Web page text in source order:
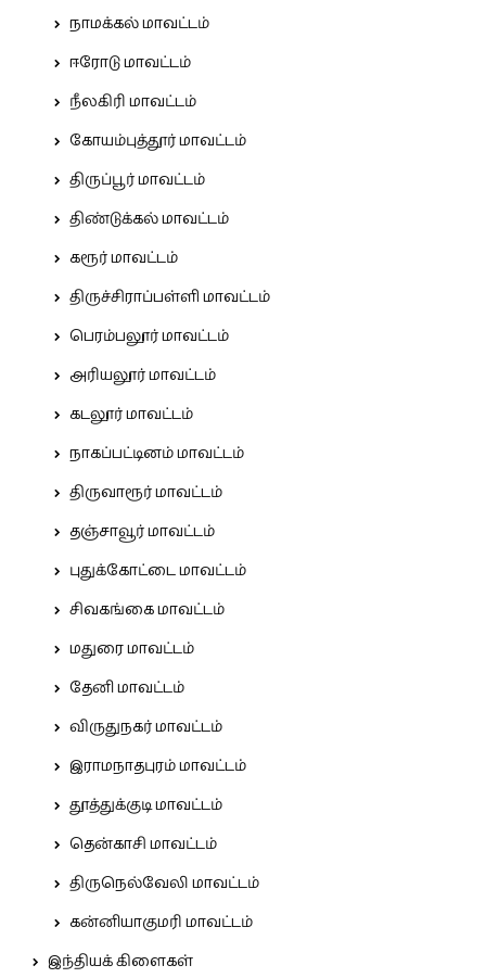
நாமக்கல் மாவட்டம்
ஈரோடு மாவட்டம்
நீலகிரி மாவட்டம்
கோயம்புத்தூர் மாவட்டம்
திருப்பூர் மாவட்டம்
திண்டுக்கல் மாவட்டம்
கரூர் மாவட்டம்
திருச்சிராப்பள்ளி மாவட்டம்
பெரம்பலூர் மாவட்டம்
அரியலூர் மாவட்டம்
கடலூர் மாவட்டம்
நாகப்பட்டினம் மாவட்டம்
திருவாரூர் மாவட்டம்
தஞ்சாவூர் மாவட்டம்
புதுக்கோட்டை மாவட்டம்
சிவகங்கை மாவட்டம்
மதுரை மாவட்டம்
தேனி மாவட்டம்
விருதுநகர் மாவட்டம்
இராமநாதபுரம் மாவட்டம்
தூத்துக்குடி மாவட்டம்
தென்காசி மாவட்டம்
திருநெல்வேலி மாவட்டம்
கன்னியாகுமரி மாவட்டம்
இந்தியக் கிளைகள்